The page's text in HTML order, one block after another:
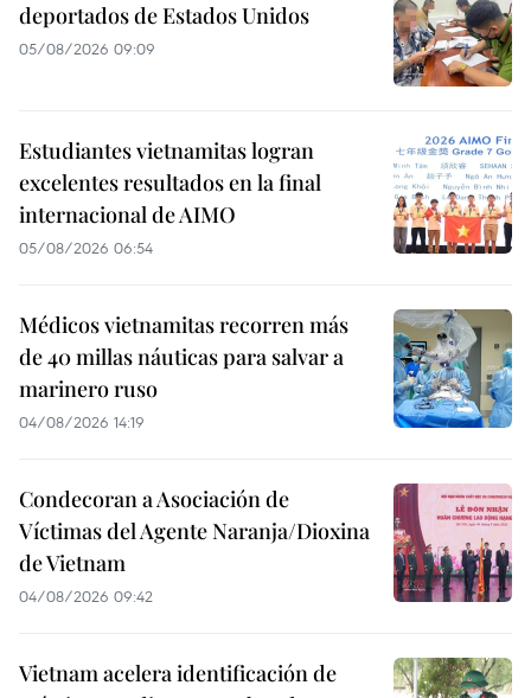
deportados de Estados Unidos
05/08/2026 09:09
Estudiantes vietnamitas logran
excelentes resultados en la final
internacional de AIMO
05/08/2026 06:54
Médicos vietnamitas recorren más
de 40 millas náuticas para salvar a
marinero ruso
04/08/2026 14:19
Condecoran a Asociación de
Víctimas del Agente Naranja/Dioxina
de Vietnam
04/08/2026 09:42
Vietnam acelera identificación de